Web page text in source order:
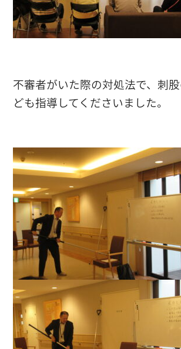
不審者がいた際の対処法で、刺
ども指導してくださいました。